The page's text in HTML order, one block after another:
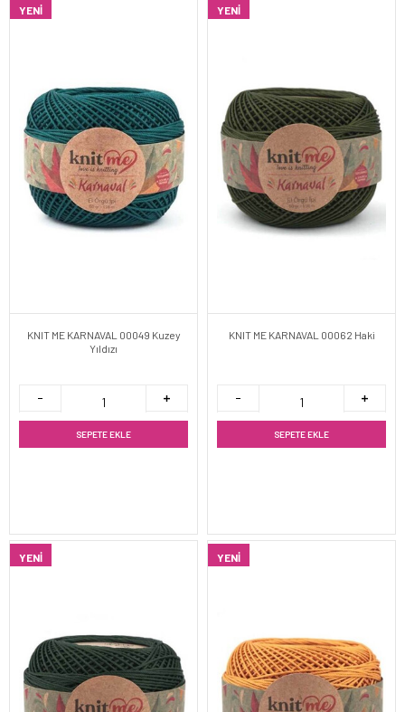
YENI
KNIT ME KARNAVAL 00049 Kuzey
Yıldızı
SEPETE EKLE
YENI
KNIT ME KARNAVAL 00062 Haki
SEPETE EKLE
YENI YENI